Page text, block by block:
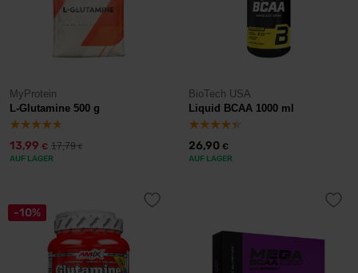
MyProtein
L-Glutamine 500 g
13,99 € 17,79€
AUF LAGER
BioTech USA
Liquid BCAA 1000 ml
26,90 €
AUF LAGER
-10%